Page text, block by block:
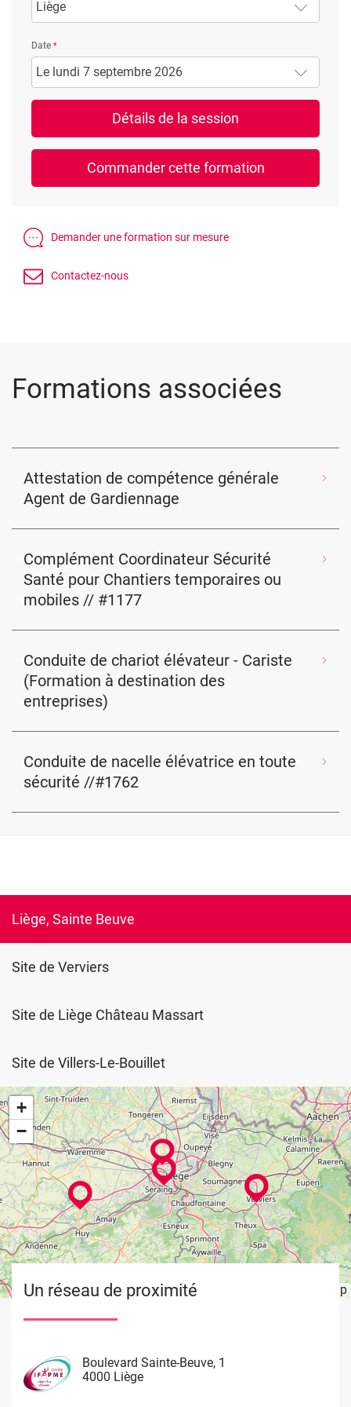
Liège
Date
Le lundi 7 septembre 2026
Formations associées
Attestation de compétence générale
Agent de Gardiennage
Complément Coordinateur Sécurité
Santé pour Chantiers temporaires ou
mobiles // #1177
Conduite de chariot élévateur - Cariste
(Formation à destination des
entreprises)
Conduite de nacelle élévatrice en toute
sécurité //#1762
+
−
OpenStreetMap
Un réseau de proximité
Image
Boulevard Sainte-Beuve, 1
4000 Liège
Image
Rue de Limbourg, 37
4800 Verviers
Image
Rue du Château Massart, 70
4000 Liège
Image
Waremme 101
4530 Villers Le Bouillet
Liège, Sainte Beuve
Site de Verviers
Site de Liège Château Massart
Site de Villers-Le-Bouillet